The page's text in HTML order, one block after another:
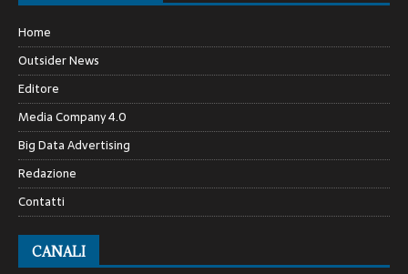
Home
Outsider News
Editore
Media Company 4.0
Big Data Advertising
Redazione
Contatti
CANALI